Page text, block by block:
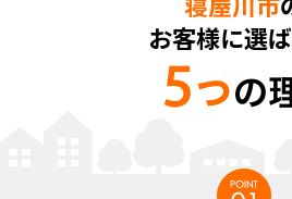
お客様に選